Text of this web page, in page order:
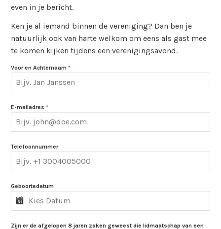
even in je bericht.
Ken je al iemand binnen de vereniging? Dan ben je
natuurlijk ook van harte welkom om eens als gast mee
te komen kijken tijdens een verenigingsavond.
Voor en Achternaam*
E-mailadres*
Telefoonnummer
Geboortedatum
Zijn er de afgelopen 8 jaren zaken geweest die lidmaatschap van een